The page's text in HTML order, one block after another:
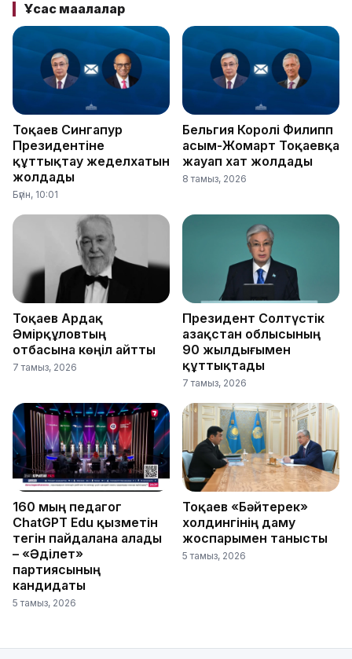
Ұқсас мақалалар
Тоқаев Сингапур
Президентіне
құттықтау жеделхатын
жолдады
Бүгін, 10:01
Бельгия Королі Филипп
Қасым-Жомарт Тоқаевқа
жауап хат жолдады
8 тамыз, 2026
Тоқаев Ардақ
Әмірқұловтың
отбасына көңіл айтты
7 тамыз, 2026
Президент Солтүстік
Қазақстан облысының
90 жылдығымен
құттықтады
7 тамыз, 2026
160 мың педагог
ChatGPT Edu қызметін
тегін пайдалана алады
– «Әділет»
партиясының
кандидаты
5 тамыз, 2026
Тоқаев «Бәйтерек»
холдингінің даму
жоспарымен танысты
5 тамыз, 2026